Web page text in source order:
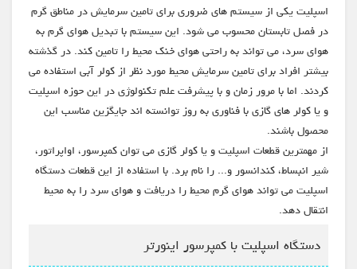
اسپلیت یکی از سیستم های ضروری برای تامین سرمایش در مناطق گرم
در فصل تابستان محسوب می شود. این سیستم با تبدیل هوای گرم به
هوای سرد، می تواند به راحتی هوای خنک محیط را تامین کند. در گذشته
بیشتر افراد برای تامین سرمایش محیط مورد نظر از کولر آبی استفاده می
کردند. اما با مرور زمان و با پیشرفت علم تکنولوژی در این حوزه اسپلیت
و یا کولر های گازی با فناوری به روز توانسته اند جایگزین مناسب این
محصول باشند.
از مهمترین قطعات اسپلیت و یا کولر گازی می توان کمپرسور، اواپراتور،
شیر انبساط، کندانسور و... را نام برد. با استفاده از این قطعات دستگاه
اسپلیت می تواند هوای گرم محیط را دریافت و هوای سرد را به محیط
انتقال دهد.
دستگاه اسپلیت با کمپرسور اینورتر